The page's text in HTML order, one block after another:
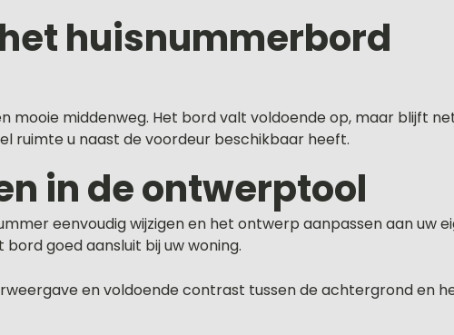
huisnummerbord
mooie middenweg. Het bord valt voldoende op, maar blijft
ruimte u naast de voordeur beschikbaar heeft.
in de ontwerptool
eenvoudig wijzigen en het ontwerp aanpassen aan uw
goed aansluit bij uw woning.
en voldoende contrast tussen de achtergrond en